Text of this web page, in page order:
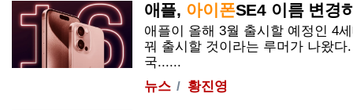
애플, 아이폰SE4 이름 변경
애플이 올해 3월 출시할 예정인 4
꿔 출시할 것이라는 루머 가 나왔다
국......
뉴스
황진영